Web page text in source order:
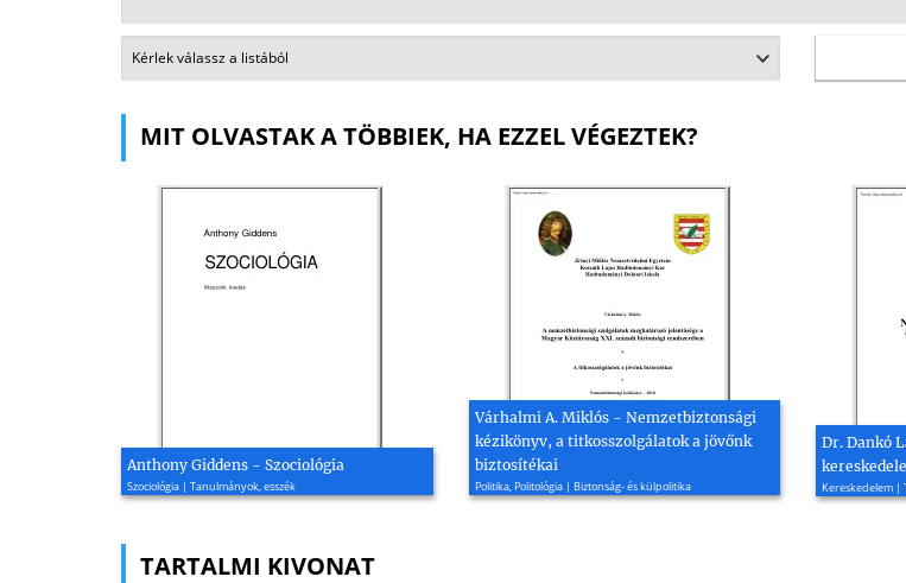
MIT OLVASTAK A TÖBBIEK, HA EZZEL VÉGEZTEK?
Anthony Giddens - Szociológia
Szociológia | Tanulmányok, esszék
Várhalmi A. Miklós - Nemzetbiztonsági
kézikönyv, a titkosszolgálatok a jövőnk
biztosítékai
Politika, Politológia | Biztonság- és külpolitika
Dr. Dankó
Kereskedelem |
TARTALMI KIVONAT